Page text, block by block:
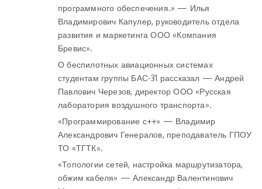
программного обеспечения.» — Илья
Владимирович Капулер, руководитель отдела
развития и маркетинга ООО «Компания
Бревис».
О беспилотных авиационных системах
студентам группы БАС-31 рассказал — Андрей
Павлович Черезов, директор ООО «Русская
лаборатория воздушного транспорта».
«Программирование с++» — Владимир
Александрович Генералов, преподаватель ГПОУ
ТО «ТГТК».
«Топологии сетей, настройка маршрутизатора,
обжим кабеля» — Александр Валентинович